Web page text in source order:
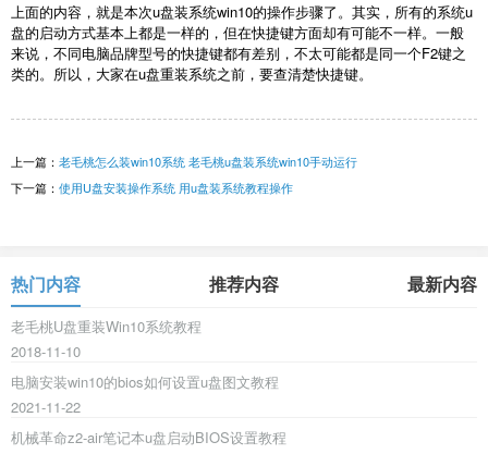
上面的内容，就是本次u盘装系统win10的操作步骤了。其实，所有的系统u
盘的启动方式基本上都是一样的，但在快捷键方面却有可能不一样。一般
来说，不同电脑品牌型号的快捷键都有差别，不太可能都是同一个F2键之
类的。所以，大家在u盘重装系统之前，要查清楚快捷键。
上一篇： 老毛桃怎么装win10系统 老毛桃u盘装系统win10手动运行
下一篇： 使用U盘安装操作系统 用u盘装系统教程操作
热门内容 推荐内容 最新内容
老毛桃U盘重装Win10系统教程
2018-11-10
电脑安装win10的bios如何设置u盘图文教程
2021-11-22
机械革命z2-air笔记本u盘启动BIOS设置教程